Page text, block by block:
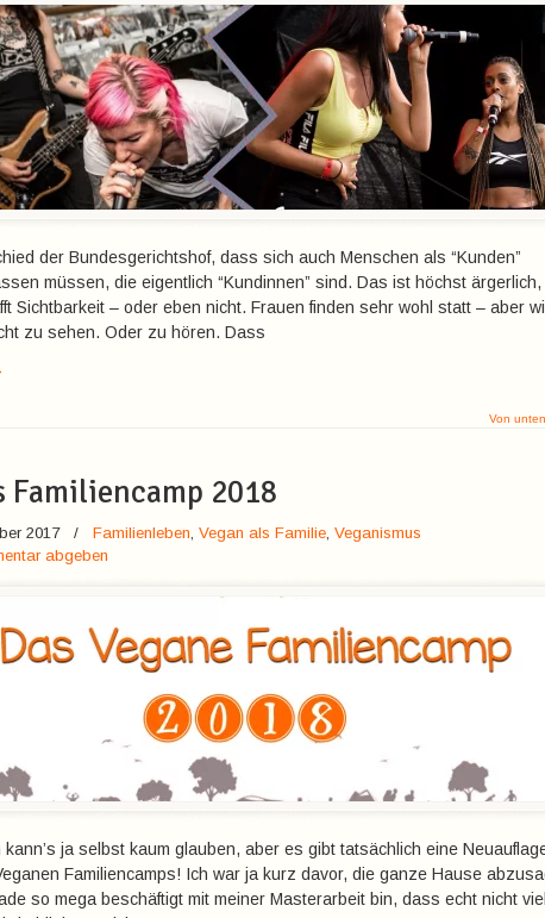
der Bundesgerichtshof, dass sich auch Menschen als “Kunden”
müssen, die eigentlich “Kundinnen” sind. Das ist höchst ärgerlich,
Sichtbarkeit – oder eben nicht. Frauen finden sehr wohl statt – aber
zu sehen. Oder zu hören. Dass
Von
Familiencamp 2018
2017 / Familienleben, Vegan als Familie, Veganismus
abgeben
kann’s ja selbst kaum glauben, aber es gibt tatsächlich eine
Familiencamps! Ich war ja kurz davor, die ganze Hause
so mega beschäftigt mit meiner Masterarbeit bin, dass echt nicht